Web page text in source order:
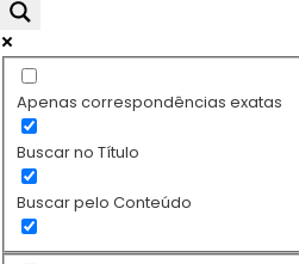
Apenas correspondências exatas
Buscar no Título
Buscar pelo Conteúdo